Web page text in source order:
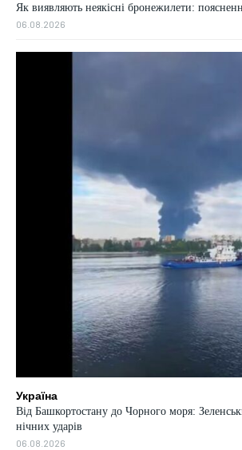
Як виявляють неякісні бронежилети:
06.08.2026
Україна
Від Башкортостану до Чорного моря:
нічних ударів
06.08.2026